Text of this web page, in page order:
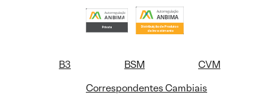
B3 BSM
CVM
Correspondentes Cambiais